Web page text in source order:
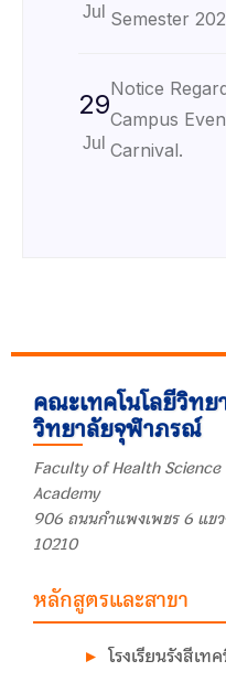
Jul Semester
29
Jul
Notice
Campus
Carnival.
คณะเทคโนโลยีวิท
วิทยาลัยจุฬาภรณ์
Faculty of Health
Academy
906 ถนนกำแพงเพชร 6 แข
10210
หลักสูตรและสาขา
โรงเรียนรังสีเท